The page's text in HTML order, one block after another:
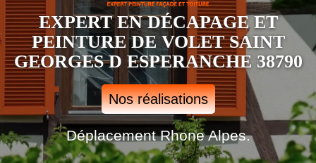
EXPERT EN DÉCAPAGE ET
PEINTURE DE VOLET SAINT
GEORGES D ESPERANCHE 38790
Nos réalisations
Déplacement Rhone Alpes.